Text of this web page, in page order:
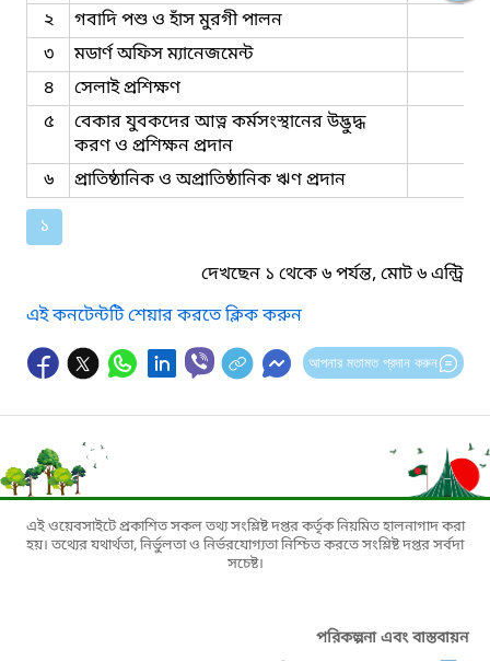
২
গবাদি পশু ও হাঁস মুরগী পালন
৩
মডার্ণ অফিস ম্যানেজমেন্ট
৪
সেলাই প্রশিক্ষণ
৫
বেকার যুবকদের আত্ন কর্মসংস্থানের উদ্ভুদ্ধ
করণ ও প্রশিক্ষন প্রদান
৬
প্রাতিষ্ঠানিক ও অপ্রাতিষ্ঠানিক ঋণ প্রদান
১
দেখছেন ১ থেকে ৬ পর্যন্ত, মোট ৬ এন্ট্রি
এই কনটেন্টটি শেয়ার করতে ক্লিক করুন
আপনার মতামত প্রদান করুন
এই ওয়েবসাইটে প্রকাশিত সকল তথ্য সংশ্লিষ্ট দপ্তর কর্তৃক নিয়মিত হালনাগাদ করা
হয়। তথ্যের যথার্থতা, নির্ভুলতা ও নির্ভরযোগ্যতা নিশ্চিত করতে সংশ্লিষ্ট দপ্তর সর্বদা
সচেষ্ট।
পরিকল্পনা এবং বাস্তবায়ন